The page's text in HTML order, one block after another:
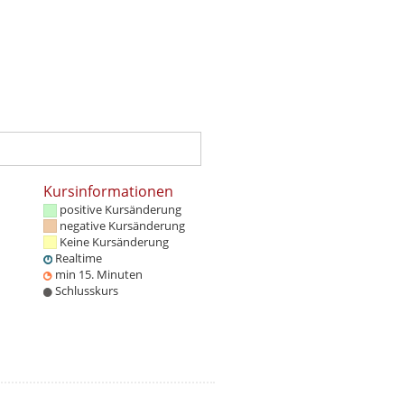
Kursinformationen
positive Kursänderung
negative Kursänderung
Keine Kursänderung
Realtime
min 15. Minuten
Schlusskurs